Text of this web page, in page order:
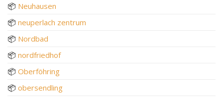
📦 Neuhausen
📦 neuperlach zentrum
📦 Nordbad
📦 nordfriedhof
📦 Oberföhring
📦 obersendling